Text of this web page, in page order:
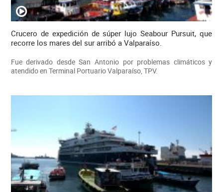
Crucero de expedición de súper lujo Seabour Pursuit, que
recorre los mares del sur arribó a Valparaíso.
Fue derivado desde San Antonio por problemas climáticos y
atendido en Terminal Portuario Valparaíso, TPV.